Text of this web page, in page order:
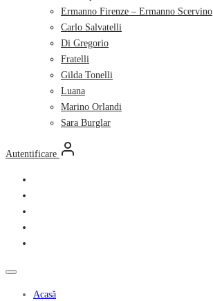
Ermanno Firenze – Ermanno Scervino
Carlo Salvatelli
Di Gregorio
Fratelli
Gilda Tonelli
Luana
Marino Orlandi
Sara Burglar
Autentificare
Acasă